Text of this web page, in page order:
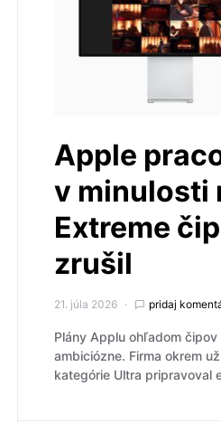
Apple
v minulosti
Extreme
zrušil
21. júla 2026 pridaj
Plány Applu ohľadom čipov
ambiciózne. Firma okrem
kategórie Ultra pripravoval